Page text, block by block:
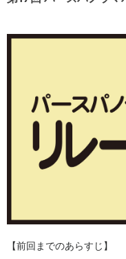
【前回までのあらすじ】